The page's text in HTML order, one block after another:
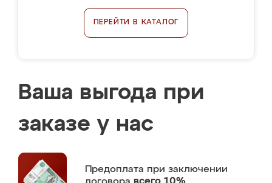
ПЕРЕЙТИ В КАТАЛОГ
Ваша выгода при
заказе у нас
Предоплата при заключении